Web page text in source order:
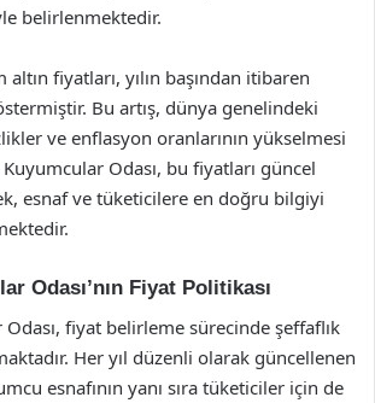
belirlenmektedir.
altın fiyatları, yılın başından itibaren
Bu artış, dünya genelindeki
ve enflasyon oranlarının yükselmesi
Odası, bu fiyatları güncel
esnaf ve tüketicilere en doğru bilgiyi
Odası’nın Fiyat Politikası
fiyat belirleme sürecinde şeffaflık
Her yıl düzenli olarak güncellenen
esnafının yanı sıra tüketiciler için de